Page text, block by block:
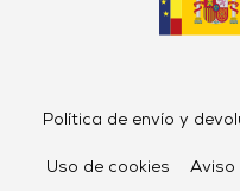
Política de envío y
Uso de cookies Aviso